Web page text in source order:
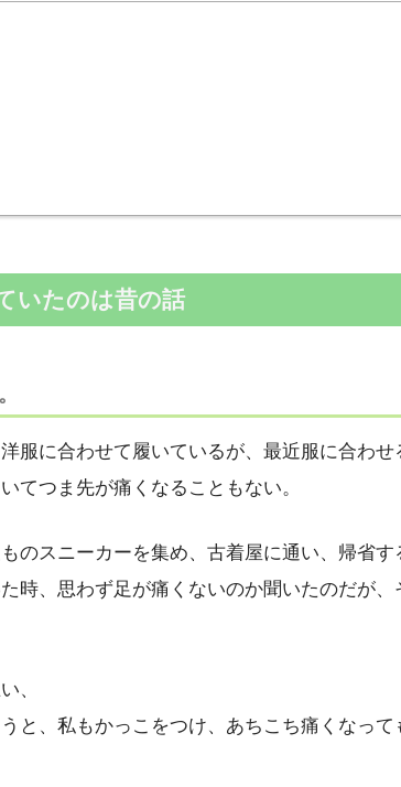
いたのは昔の話
。
服に合わせて履いているが、最近服に合わ
てつま先が痛くなることもない。
のスニーカーを集め、古着屋に通い、帰省
時、思わず足が痛くないのか聞いたのだが
、
と、私もかっこをつけ、あちこち痛くなっ